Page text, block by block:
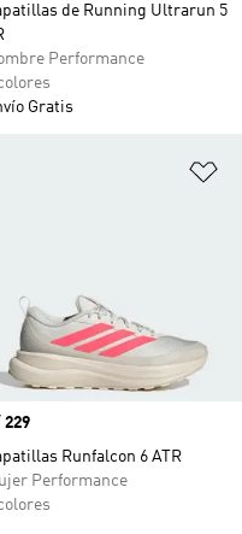
de Running Ultrarun 5
Performance
Gratis
229
Runfalcon 6 ATR
Performance